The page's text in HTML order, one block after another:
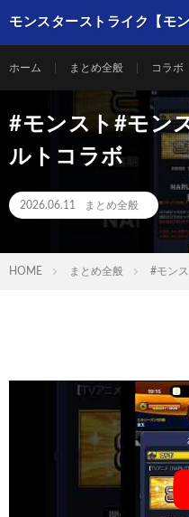
モンスターストライク【モ
ホーム まとめ全般 コラボ
#モンスト#モン
ルトコラボ
2026.06.11 まとめ全般
HOME まとめ全般 #モン